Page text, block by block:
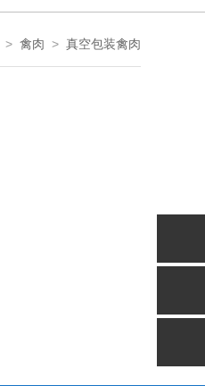
> 禽肉 > 真空包装禽肉